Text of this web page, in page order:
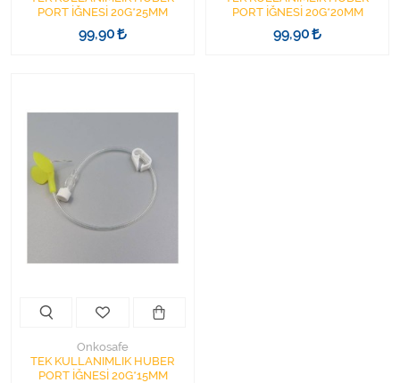
Sarf Malzemeleri
Sarf Malzemeleri
Tıbbi Tekstil Ürünleri
Tüm Kategorileri Gör
PORT İĞNESİ 20G*25MM
99,90
PORT İĞNESİ 20G*20MM
99,90
Onkosafe
TEK KULLANIMLIK HUBER
PORT İĞNESİ 20G*15MM